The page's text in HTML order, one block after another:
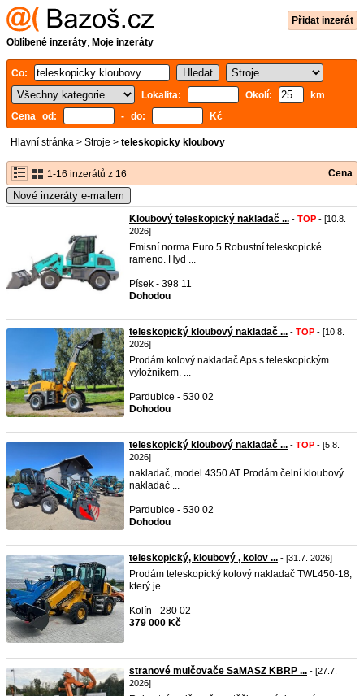
Přidat inzerát
Oblíbené inzeráty, Moje inzeráty
Co:
Lokalita:
Okolí:
km
Cena od:
- do: Kč
Hlavní stránka > Stroje > teleskopicky kloubovy
1-16 inzerátů z 16 Cena
Nové inzeráty e-mailem
Kloubový teleskopický nakladač ... - TOP - [10.8.
2026]
Emisní norma Euro 5 Robustní teleskopické
rameno. Hyd ...
Písek - 398 11
Dohodou
teleskopický kloubový nakladač ... - TOP - [10.8.
2026]
Prodám kolový nakladač Aps s teleskopickým
výložníkem. ...
Pardubice - 530 02
Dohodou
teleskopický kloubový nakladač ... - TOP - [5.8.
2026]
nakladač, model 4350 AT Prodám čelní kloubový
nakladač ...
Pardubice - 530 02
Dohodou
teleskopický, kloubový , kolov ... - [31.7. 2026]
Prodám teleskopický kolový nakladač TWL450-18,
který je ...
Kolín - 280 02
379 000 Kč
stranové mulčovače SaMASZ KBRP ... - [27.7.
2026]